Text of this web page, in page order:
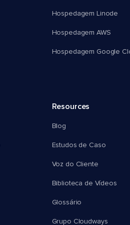
Hospedagem Linode
Hospedagem AWS
Hospedagem Google
Resources
Blog
Estudos de Caso
Voz do Cliente
Biblioteca de Vídeos
Glossário
Grupo Cloudways